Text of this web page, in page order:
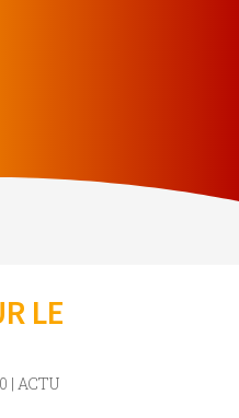
LE
| ACTU